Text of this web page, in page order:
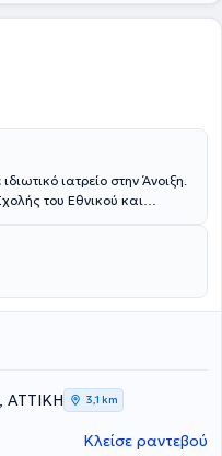
ιατρείο στην Άνοιξη.
του Εθνικού και
Το 1999 άνοιξε το
και στη συνέχεια
έως σήμερα. Έχει λάβει
ώστε να μένει
το φάσμα της
ΑΤΤΙΚΗ 3,1 km
Κλείσε ραντεβού